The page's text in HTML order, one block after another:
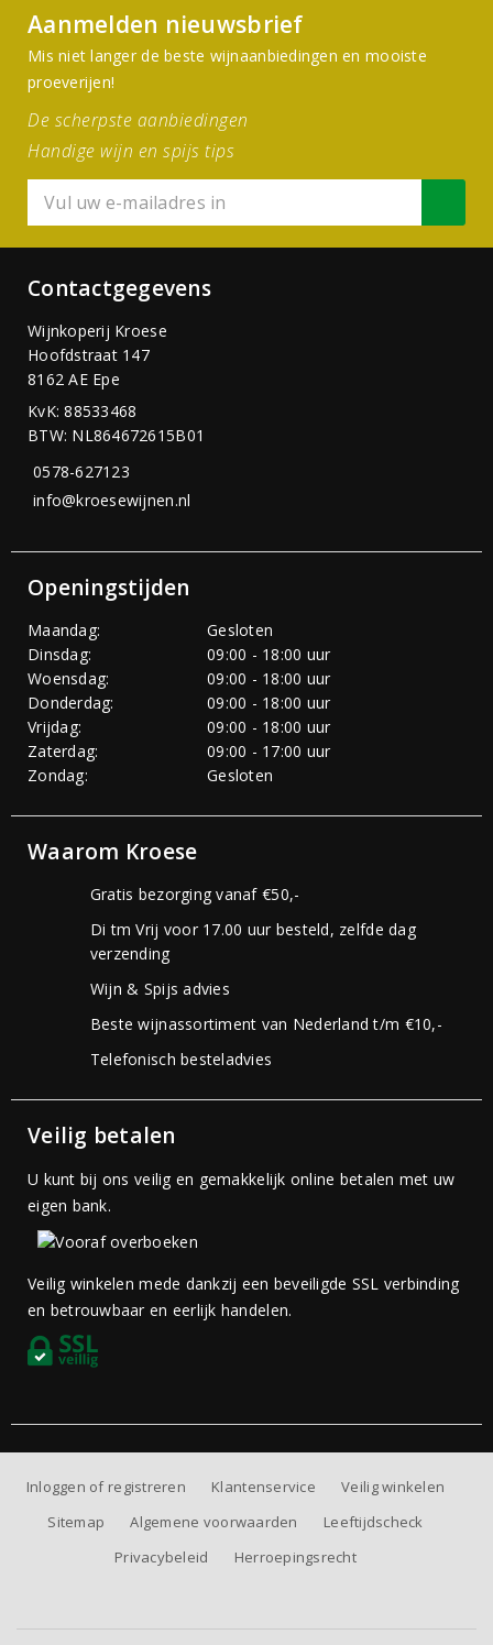
Aanmelden nieuwsbrief
Mis niet langer de beste wijnaanbiedingen en mooiste
proeverijen!
De scherpste aanbiedingen
Handige wijn en spijs tips
Contactgegevens
Wijnkoperij Kroese
Hoofdstraat 147
8162 AE Epe
KvK: 88533468
BTW: NL864672615B01
0578-627123
info@kroesewijnen.nl
Openingstijden
Maandag:
Gesloten
Dinsdag:
09:00 - 18:00 uur
Woensdag:
09:00 - 18:00 uur
Donderdag:
09:00 - 18:00 uur
Vrijdag:
09:00 - 18:00 uur
Zaterdag:
09:00 - 17:00 uur
Zondag:
Gesloten
Waarom Kroese
Gratis bezorging vanaf €50,-
Di tm Vrij voor 17.00 uur besteld, zelfde dag
verzending
Wijn & Spijs advies
Beste wijnassortiment van Nederland t/m €10,-
Telefonisch besteladvies
Veilig betalen
U kunt bij ons veilig en gemakkelijk online betalen met uw
eigen bank.
Veilig winkelen mede dankzij een beveiligde SSL verbinding
en betrouwbaar en eerlijk handelen.
Inloggen of registreren Klantenservice
Veilig winkelen
Sitemap
Algemene voorwaarden
Leeftijdscheck
Privacybeleid
Herroepingsrecht